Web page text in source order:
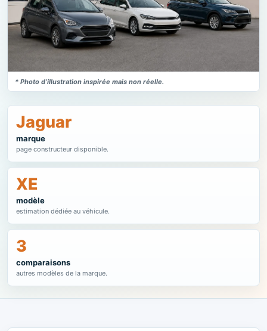
* Photo d’illustration inspirée mais non réelle.
Jaguar
marque
page constructeur disponible.
XE
modèle
estimation dédiée au véhicule.
3
comparaisons
autres modèles de la marque.